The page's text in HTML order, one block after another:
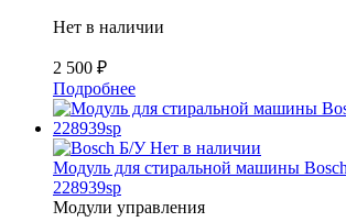
Нет в наличии
2 500 ₽
Подробнее
Б/У Нет в наличии
Модуль для стиральной машины
228939sp
Модули управления